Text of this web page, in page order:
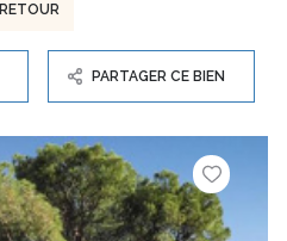
RETOUR
PARTAGER CE BIEN